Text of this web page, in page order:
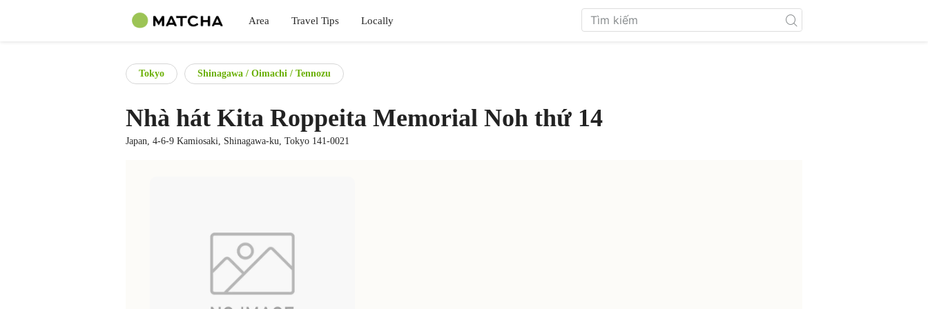
Area Travel Tips Locally
Tokyo Shinagawa / Oimachi / Tennozu
Nhà hát Kita Roppeita Memorial Noh thứ 14
Japan, 4-6-9 Kamiosaki, Shinagawa-ku, Tokyo 141-0021